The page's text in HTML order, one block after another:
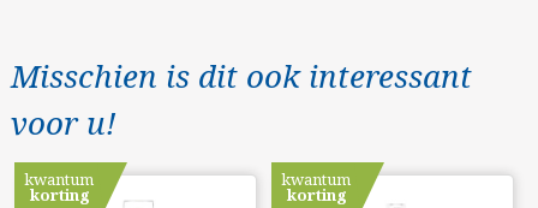
Misschien is dit ook interessant
voor u!
kwantum
korting
kwantum
korting